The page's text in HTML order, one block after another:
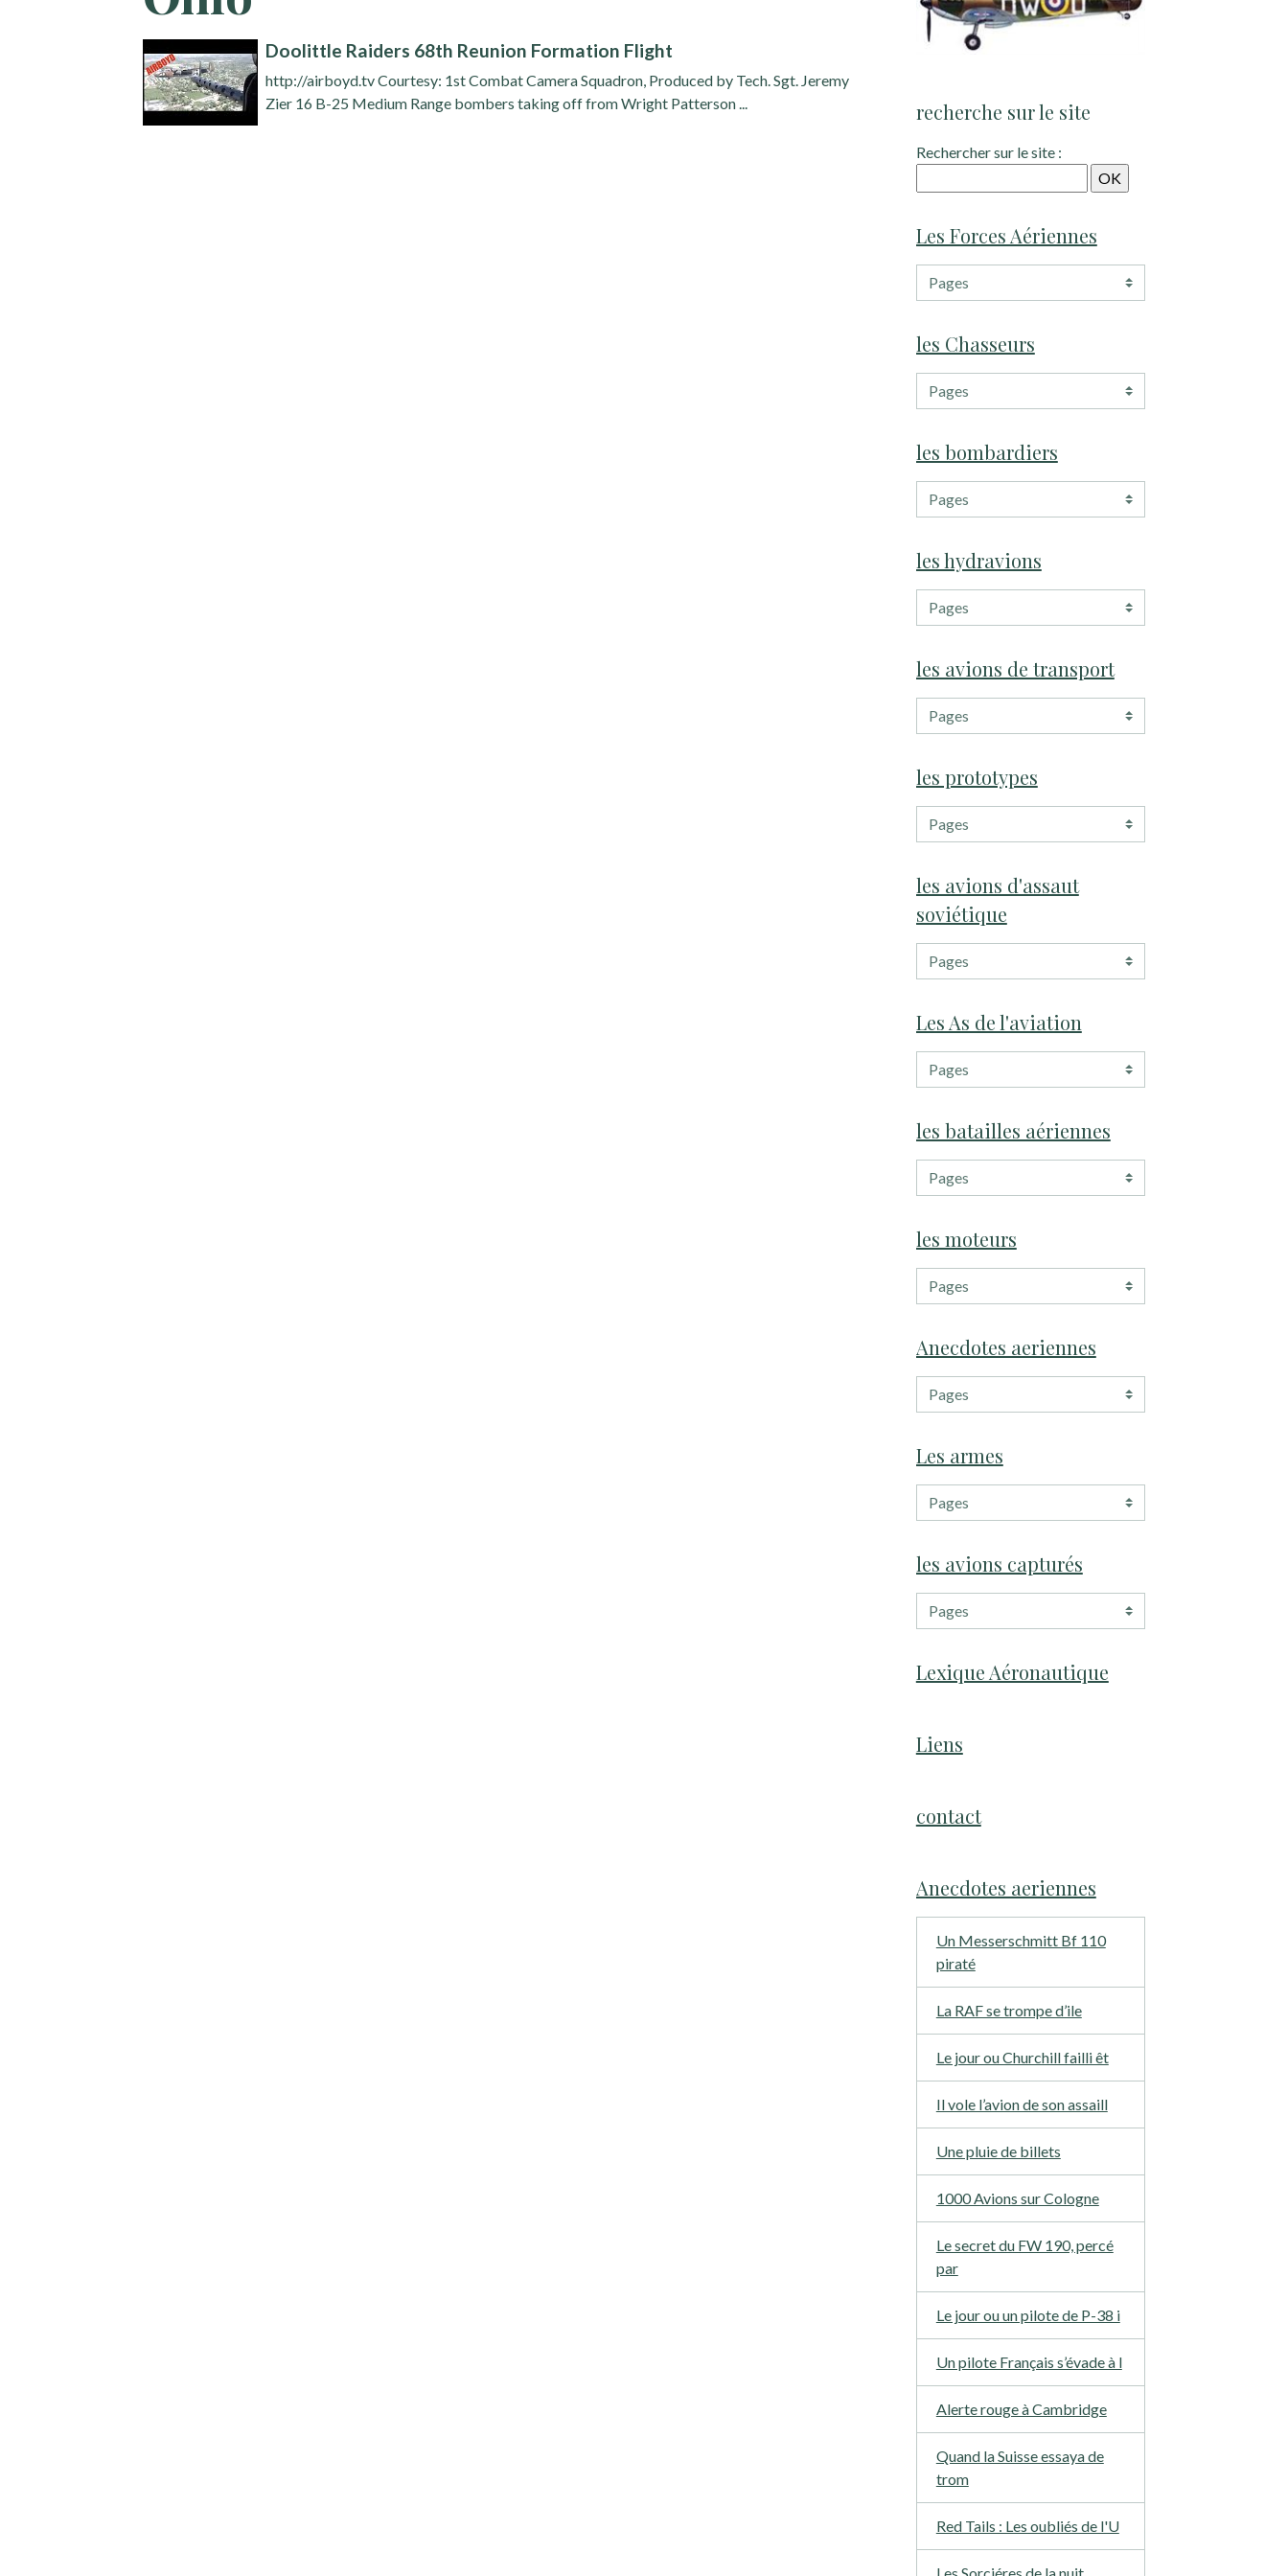
Doolittle Raiders 68th Reunion Formation Flight
http://airboyd.tv Courtesy: 1st Combat Camera Squadron, Produced by Tech. Sgt. Jeremy
Zier 16 B-25 Medium Range bombers taking off from Wright Patterson ...
recherche sur le site
Rechercher sur le site :
Les Forces Aériennes
les Chasseurs
les bombardiers
les hydravions
les avions de transport
les prototypes
les avions d'assaut
soviétique
Les As de l'aviation
les batailles aériennes
les moteurs
Anecdotes aeriennes
Les armes
les avions capturés
Lexique Aéronautique
Liens
contact
Anecdotes aeriennes
Un Messerschmitt Bf 110
piraté
La RAF se trompe d’ile
Le jour ou Churchill failli êt
Il vole l’avion de son assaill
Une pluie de billets
1000 Avions sur Cologne
Le secret du FW 190, percé
par
Le jour ou un pilote de P-38 i
Un pilote Français s’évade à l
Alerte rouge à Cambridge
Quand la Suisse essaya de
trom
Red Tails : Les oubliés de l'U